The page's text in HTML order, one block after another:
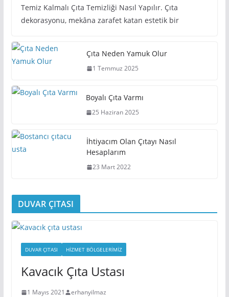
Temiz Kalmalı Çıta Temizliği Nasıl Yapılır. Çıta
dekorasyonu, mekâna zarafet katan estetik bir
Çıta Neden Yamuk Olur
1 Temmuz 2025
Boyalı Çıta Varmı
25 Haziran 2025
İhtiyacım Olan Çıtayı Nasıl
Hesaplarım
23 Mart 2022
DUVAR ÇITASI
DUVAR ÇITASI HIZMET BÖLGELERIMIZ
Kavacık Çıta Ustası
1 Mayıs 2021 erhanyilmaz